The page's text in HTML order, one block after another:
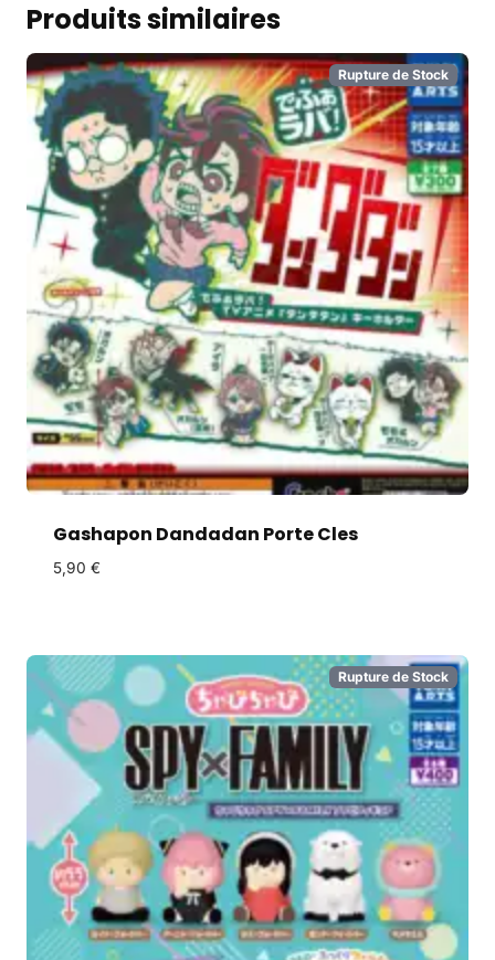
Produits similaires
Rupture de Stock
Gashapon Dandadan Porte Cles
5,90 €
Rupture de Stock